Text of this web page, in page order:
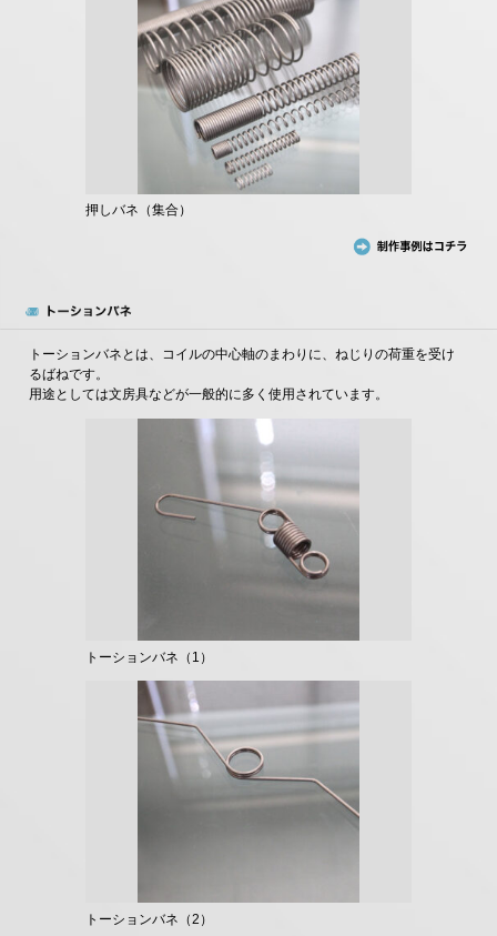
押しバネ（集合）
トーションバネとは、コイルの中心軸のまわりに、ねじりの荷重を受け
るばねです。
用途としては文房具などが一般的に多く使用されています。
トーションバネ（1）
トーションバネ（2）